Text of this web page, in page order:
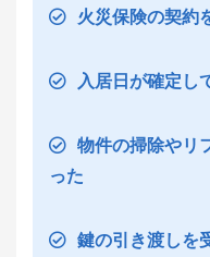
火災保険の契約
入居日が確定し
物件の掃除やリ
った
鍵の引き渡しを